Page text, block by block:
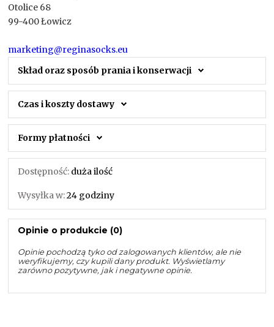
Otolice 68
99-400 Łowicz
marketing@reginasocks.eu
Skład oraz sposób prania i konserwacji
Czas i koszty dostawy
Formy płatności
Dostępność: duża ilość
Wysyłka w:24 godziny
Opinie o produkcie (0)
Opinie pochodzą tyko od zalogowanych klientów, ale nie
weryfikujemy, czy kupili dany produkt. Wyświetlamy
zarówno pozytywne, jak i negatywne opinie.